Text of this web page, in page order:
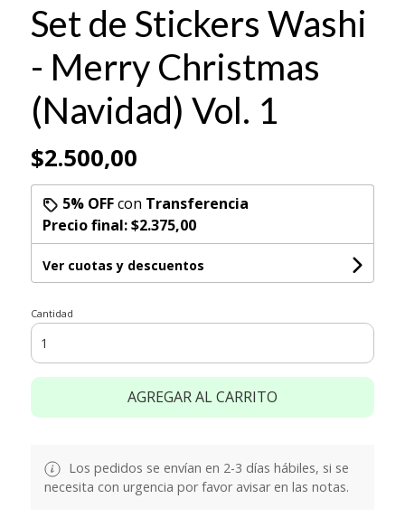
Set de Stickers Washi
- Merry Christmas
(Navidad) Vol. 1
$2.500,00
5% OFFcon Transferencia
Precio final:$2.375,00
Ver cuotas y descuentos
Cantidad
AGREGAR AL CARRITO
Los pedidos se envían en 2-3 días hábiles, si se
necesita con urgencia por favor avisar en las notas.